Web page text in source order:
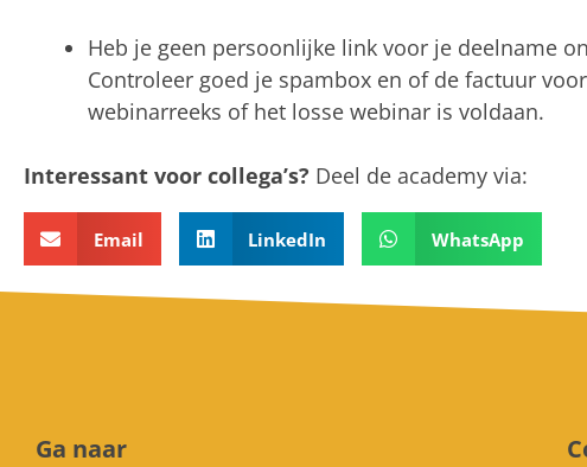
Heb je geen persoonlijke link voor je deelname
Controleer goed je spambox en of de factuur
webinarreeks of het losse webinar is voldaan.
Interessant voor collega’s? Deel de academy via:
Email LinkedIn WhatsApp
Ga naar